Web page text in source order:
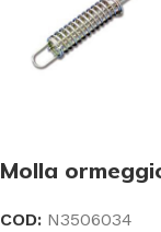
Molla
COD: N3506034